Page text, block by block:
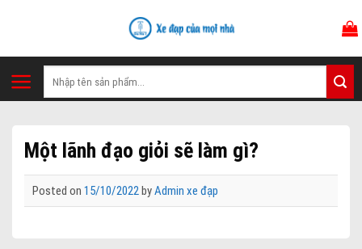
Tìm
kiếm:
Một lãnh đạo giỏi sẽ làm gì?
Posted on 15/10/2022byAdmin xe đạp